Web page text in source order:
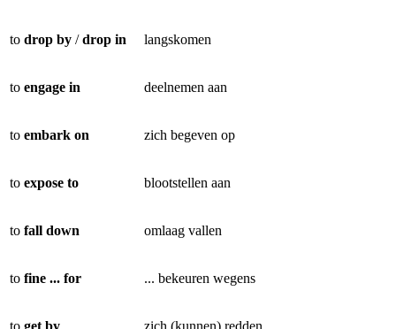
to drop by /drop in langskomen
to engage in deelnemen aan
to embark on zich begeven op
to expose to blootstellen aan
to fall down omlaag vallen
to fine ... for ... bekeuren wegens
to get by zich (kunnen) redden